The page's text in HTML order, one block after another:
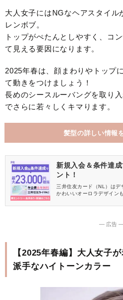
大人女子にはNGなヘアスタイル
レンボブ。
トップがぺたんとしやすく、コ
て見える要因になります。
2025年春は、顔まわりやトップ
て動きをつけましょう！
長めのシースルーバングを取り
でさらに若々しくキマります。
髪型の詳しい情報
新規入会＆条件達
ント！
三井住友カード（NL）はデ
かわいいオーロラデザイン
― 広告
【2025年春編】大人女子
派手なハイトーンカラー